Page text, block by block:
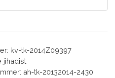
kv-tk-2014Z09397
jihadist
ah-tk-20132014-2430